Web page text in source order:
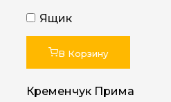
Ящик
В Корзину
Кременчук Прима